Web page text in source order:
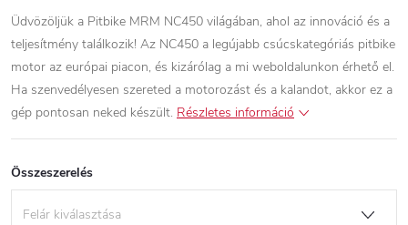
Üdvözöljük a Pitbike MRM NC450 világában, ahol az innováció és a
teljesítmény találkozik! Az NC450 a legújabb csúcskategóriás pitbike
motor az európai piacon, és kizárólag a mi weboldalunkon érhető el.
Ha szenvedélyesen szereted a motorozást és a kalandot, akkor ez a
gép pontosan neked készült. Részletes információ
Összeszerelés